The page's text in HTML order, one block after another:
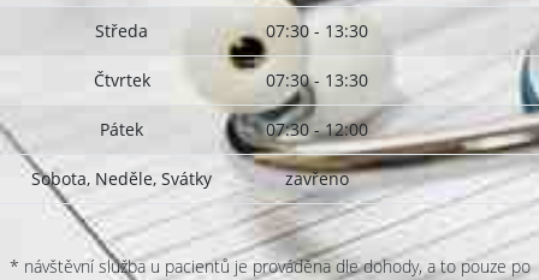
Středa 07:30 - 13:30
Čtvrtek 07:30 - 13:30
Pátek 07:30 - 12:00
Sobota, Neděle, Svátky zavřeno
* návštěvní služba u pacientů je prováděna dle dohody, a to pouze po